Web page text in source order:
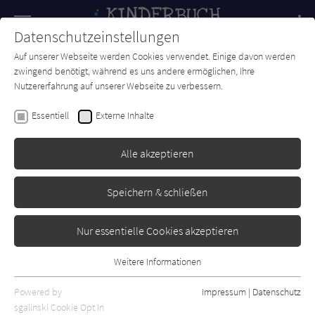
SUCHE Forum Charts Newsletter
Rachel Ip
Dich vergesse ich nie
Erschienen: Juni 2021 Bibliogr. Angaben
Datenschutzeinstellungen
Auf unserer Webseite werden Cookies verwendet. Einige davon werden
zwingend benötigt, während es uns andere ermöglichen, Ihre
Nutzererfahrung auf unserer Webseite zu verbessern.
Essentiell Externe Inhalte
Alle akzeptieren
Speichern & schließen
Nur essentielle Cookies akzeptieren
Essentielle Cookies werden für grundlegende Funktionen der
Webseite benötigt. Dadurch ist gewährleistet, dass die Webseite
Weitere Informationen
Powered by
sgalinski Cookie Opt In
Impressum | Datenschutz